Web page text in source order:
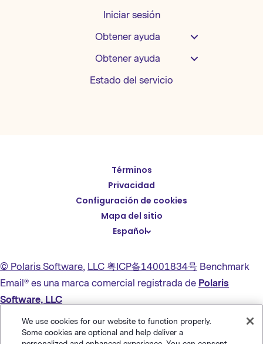
Iniciar sesión
Obtener ayuda
Obtener ayuda
Estado del servicio
Términos
Privacidad
Configuración de cookies
Mapa del sitio
Español
English
Deutsch
繁體中文
简体中文
Italiano
Français
© Polaris Software, LLC 粤ICP备14001834号 Benchmark
Email® es una marca comercial registrada de Polaris
Software, LLC
We use cookies for our website to function properly.
Some cookies are optional and help deliver a